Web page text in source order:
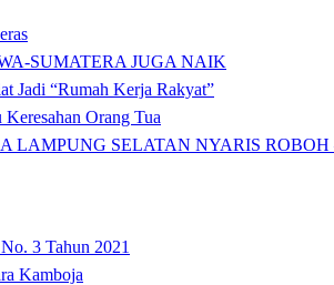
SUMATERA JUGA NAIK
Jadi “Rumah Kerja Rakyat”
Orang Tua
SELATAN NYARIS
3 Tahun 2021
Kamboja